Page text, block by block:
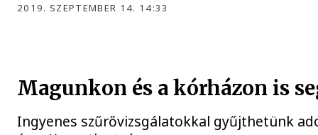
2019. SZEPTEMBER 14. 14:33
Magunkon és a kórházon is
Ingyenes szűrővizsgálatokkal gyűjthetünk